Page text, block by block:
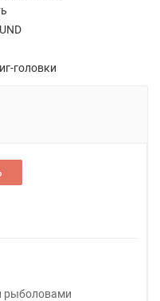
головки
рыболовами